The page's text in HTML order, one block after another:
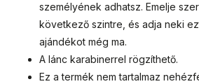
személyének adhatsz. Emelje
következő szintre, és adja neki
ajándékot még ma.
A lánc karabinerrel rögzíthető.
Ez a termék nem tartalmaz